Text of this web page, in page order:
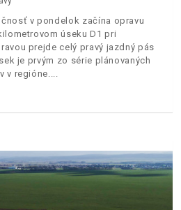
v pondelok začína opravu
úseku D1 pri
prejde celý pravý jazdný pás
je prvým zo série plánovaných
v regióne.